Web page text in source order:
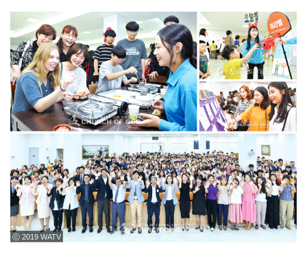
ⓒ 2019 WATV